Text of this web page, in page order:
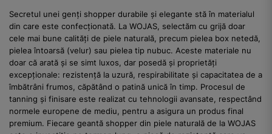
Secretul unei genți shopper durabile și elegante stă în materialul
din care este confecționată. La WOJAS, selectăm cu grijă doar
cele mai bune calități de piele naturală, precum pielea box netedă,
pielea întoarsă (velur) sau pielea tip nubuc. Aceste materiale nu
doar că arată și se simt luxos, dar posedă și proprietăți
excepționale: rezistență la uzură, respirabilitate și capacitatea de a
îmbătrâni frumos, căpătând o patină unică în timp. Procesul de
tanning și finisare este realizat cu tehnologii avansate, respectând
normele europene de mediu, pentru a asigura un produs final
premium. Fiecare geantă shopper din piele naturală de la WOJAS